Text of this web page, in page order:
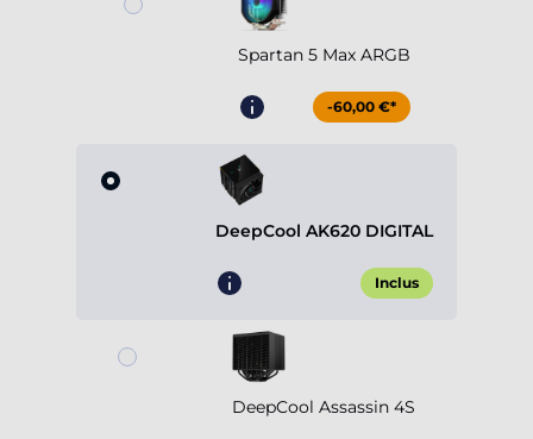
Spartan 5 Max ARGB
-60,00 €*
DeepCool AK620 DIGITAL
Inclus
DeepCool Assassin 4S